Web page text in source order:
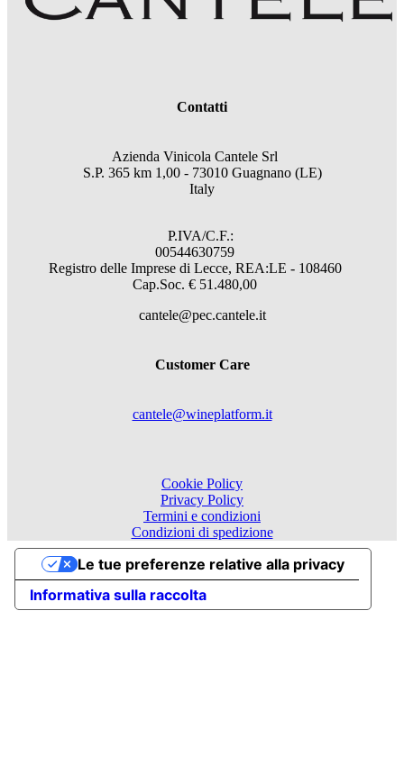
Contatti
Azienda Vinicola Cantele Srl
S.P. 365 km 1,00 - 73010 Guagnano (LE)
Italy
P.IVA/C.F.:
00544630759
Registro delle Imprese di Lecce, REA:LE - 108460
Cap.Soc. € 51.480,00
cantele@pec.cantele.it
Customer Care
cantele@wineplatform.it
Cookie Policy
Privacy Policy
Termini e condizioni
Condizioni di spedizione
Informativa sulla raccolta
Le tue preferenze relative alla privacy